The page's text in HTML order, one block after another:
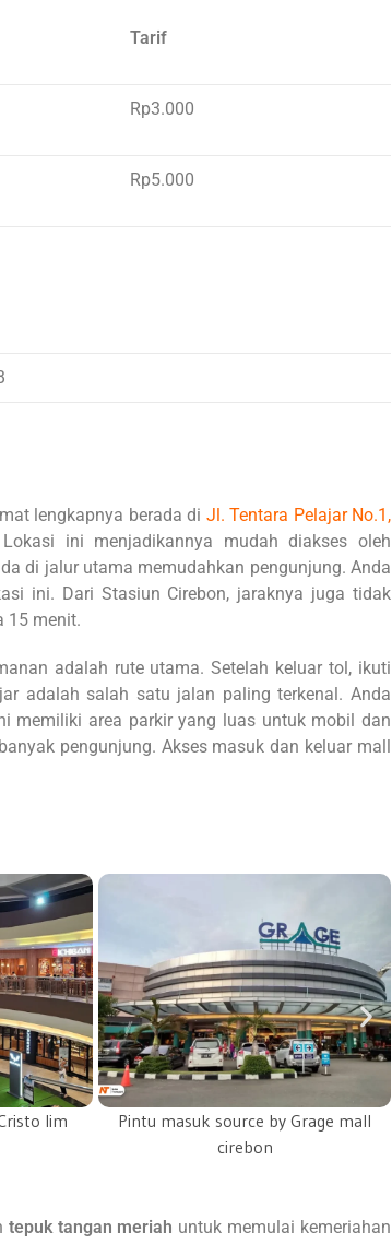
Tarif
Rp3.000
Rp5.000
lengkapnya berada di Jl. Tentara Pelajar No.1,
ini menjadikannya mudah diakses oleh
di jalur utama memudahkan pengunjung. Anda
ini. Dari Stasiun Cirebon, jaraknya juga tidak
15 menit.
adalah rute utama. Setelah keluar tol, ikuti
adalah salah satu jalan paling terkenal. Anda
memiliki area parkir yang luas untuk mobil dan
pengunjung. Akses masuk dan keluar mall
mall
Bioskop Source by Farid Rojab
tepuk tangan meriah untuk memulai kemeriahan